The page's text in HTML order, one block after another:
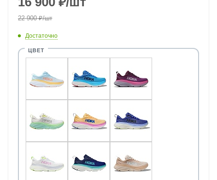
22 900₽/шт
Достаточно